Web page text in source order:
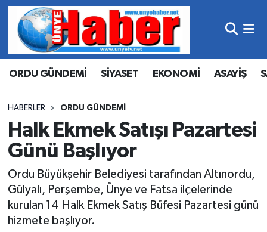
ORDU GÜNDEMİ SİYASET EKONOMİ ASAYİŞ
HABERLER ORDU GÜNDEMİ
Halk Ekmek Satışı Pazartesi
Günü Başlıyor
Ordu Büyükşehir Belediyesi tarafından Altınordu,
Gülyalı, Perşembe, Ünye ve Fatsa ilçelerinde
kurulan 14 Halk Ekmek Satış Büfesi Pazartesi günü
hizmete başlıyor.
Hava Durumu
Trafik Durumu
Süper Lig Puan Durumu ve Fikstür
Tüm Manşetler
Haber Arşivi